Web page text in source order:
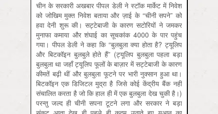
चीन के सरकारी अखबार पीपल डेली ने स्टॉक मार्केट में निवेश
को जोखिम मुक्त निवेश बताया और ज़ाई के “चीनी सपने” को
हवा देनी शुरू की। सट्टेबाजी के कारण सटोरियों ने जमकर
मुनाफा कमाया और शंघाई का सूचकांक 4000 के पार पहुंच
गया। पीपल डेली ने कहा कि “बुलबुला क्या होता है? ट्यूलिप
और बिटकॉइन बुलबुले होते हैं” (ट्यूलिप बुलबुला पहला बड़ा
बुलबुला था जहाँ ट्यूलिप फूलों के बाज़ार में सट्टेबाजी के कारण
कीमतें बढ़ी थीं और बुलबुला फूटने पर भारी नुक्सान हुआ था।
बिटकॉइन एक डिजिटल मुद्रा है जिसे कोई केंद्रीय बैंक नहीं
संचालित करता है जो कि हाल ही में एक बुलबुला देख चुकी है।)
परन्तु जल्द ही चीनी सपना टूटने लगा और सरकार ने बड़ा